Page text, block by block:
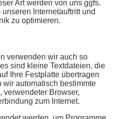
Art werden von uns ggfs.
Internetauftritt und
zu optimieren.
verwenden wir auch so
sind kleine Textdateien, die
Ihre Festplatte übertragen
automatisch bestimmte
verwendeter Browser,
zum Internet.